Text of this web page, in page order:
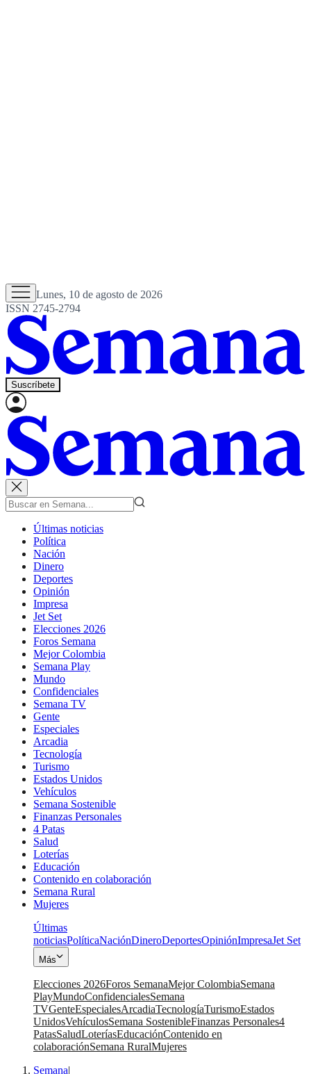
Lunes, 10 de agosto de 2026
ISSN 2745-2794
Suscríbete
Últimas noticias
Política
Nación
Dinero
Deportes
Opinión
Impresa
Jet Set
Elecciones 2026
Foros Semana
Mejor Colombia
Semana Play
Mundo
Confidenciales
Semana TV
Gente
Especiales
Arcadia
Tecnología
Turismo
Estados Unidos
Vehículos
Semana Sostenible
Finanzas Personales
4 Patas
Salud
Loterías
Educación
Contenido en colaboración
Semana Rural
Mujeres
Últimas
noticiasPolíticaNaciónDineroDeportesOpiniónImpresaJet Set
Más
Elecciones 2026Foros SemanaMejor ColombiaSemana
PlayMundoConfidencialesSemana
TVGenteEspecialesArcadiaTecnologíaTurismoEstados
UnidosVehículosSemana SostenibleFinanzas Personales4
PatasSaludLoteríasEducaciónContenido en
colaboraciónSemana RuralMujeres
Semana|